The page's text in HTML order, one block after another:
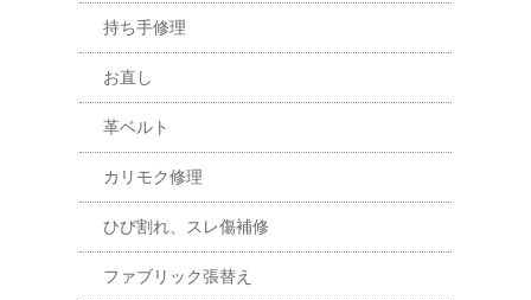
持ち手修理
お直し
革ベルト
カリモク修理
ひび割れ、スレ傷補修
ファブリック張替え